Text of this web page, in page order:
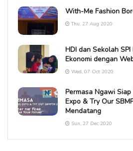
With-Me Fashion
Thu, 27 Aug 2020
HDI dan Sekolah
Ekonomi dengan
Wed, 07 Oct 2020
Permasa Ngawi
Expo & Try Our
Mendatang
Sun, 27 Dec 2020